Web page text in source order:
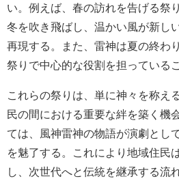
い。例えば、春の訪れを告げる祭
冬を吹き飛ばし、温かい風が新し
再現する。また、雷神は夏の終わ
祭りで中心的な役割を担っている
これらの祭りは、単に神々を称え
民の間における重要な絆を築く機
ては、風神雷神の物語が演劇とし
を魅了する。これにより地域住民
し、次世代へと伝統を継承する流